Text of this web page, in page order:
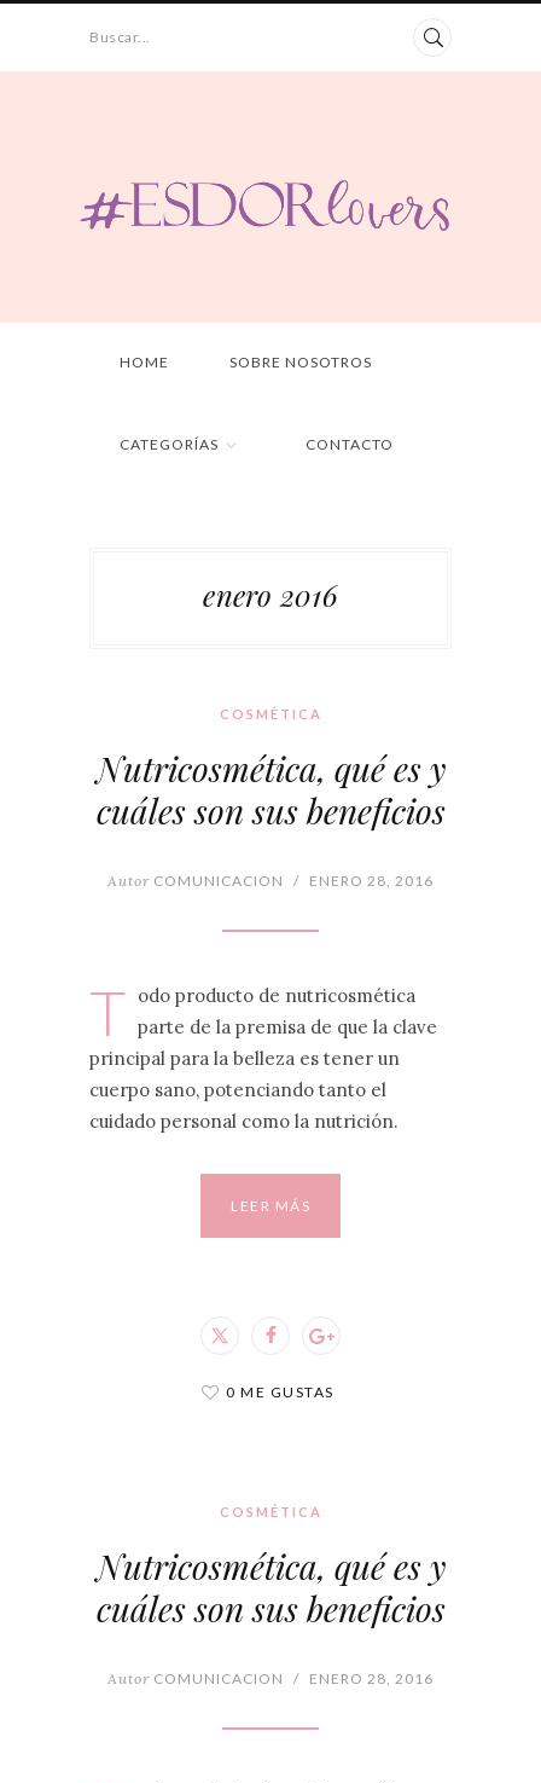
Buscar...
HOME SOBRE NOSOTROS
CATEGORÍAS CONTACTO
enero 2016
COSMÉTICA
Nutricosmética, qué es y
cuáles son sus beneficios
Autor COMUNICACION / ENERO 28, 2016
T odo producto de nutricosmética
parte de la premisa de que la clave
principal para la belleza es tener un
cuerpo sano, potenciando tanto el
cuidado personal como la nutrición.
LEER MÁS
0 ME GUSTAS
COSMÉTICA
Nutricosmética, qué es y
cuáles son sus beneficios
Autor COMUNICACION / ENERO 28, 2016